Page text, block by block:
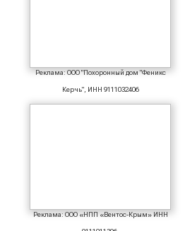
Реклама: ООО "Похоронный дом "Феникс
Керчь", ИНН 9111032406
Реклама: ООО «НПП «Вентос-Крым» ИНН